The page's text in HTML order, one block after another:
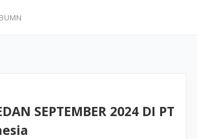
SEPTEMBER 2024 DI PT